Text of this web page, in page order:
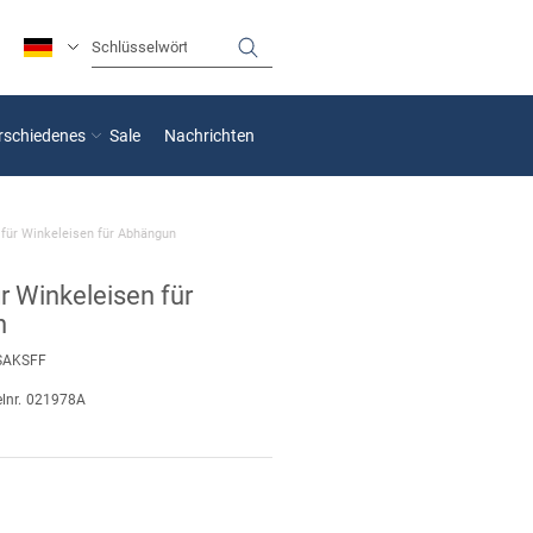
Sale Nachrichten
Winkeleisen für Abhängun
Winkeleisen für
021978A